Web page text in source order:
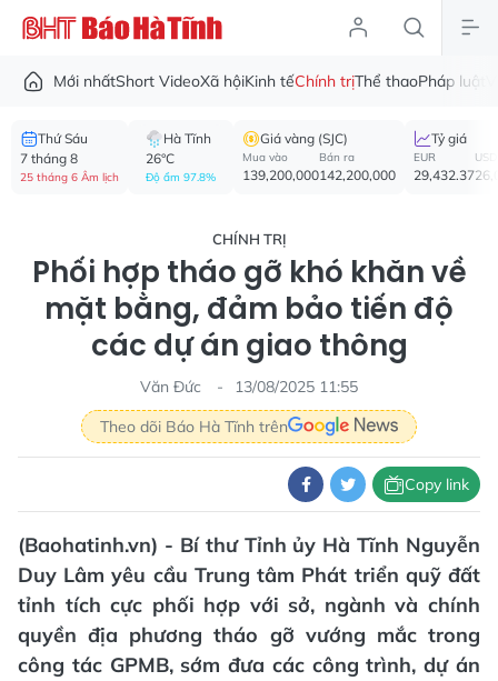
Mới nhấtShort VideoXã hộiKinh tếChính trịThể thaoPháp luật
Thứ Sáu
7 tháng 8
25 tháng 6 Âm lịch
Hà Tĩnh
26°C
Độ ẩm 97.8%
Giá vàng (SJC)
Mua vào
139,200,000
Bán ra
142,200,000
Tỷ giá
EUR
29,432.37
USD
CHÍNH TRỊ
Phối hợp tháo gỡ khó khăn về
mặt bằng, đảm bảo tiến độ
các dự án giao thông
Văn Đức
13/08/2025 11:55
Theo dõi Báo Hà Tĩnh trên
Copy link
(Baohatinh.vn) - Bí thư Tỉnh ủy Hà Tĩnh Nguyễn
Duy Lâm yêu cầu Trung tâm Phát triển quỹ đất
tỉnh tích cực phối hợp với sở, ngành và chính
quyền địa phương tháo gỡ vướng mắc trong
công tác GPMB, sớm đưa các công trình, dự án